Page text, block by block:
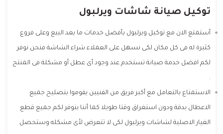
توكيل صيانة شاشات ويرلبول
أستمتع الان مع توكيل ويرلبول بأفضل خدمات ما بعد البيع وعلى فروع
كثيرة له فى كل مكان لكى نسهل على العملاء شراء الشاشة فنحن نوفر
لكم افضل خدمة صيانة تستخدم عند وجود أى عطل أو مشكلة فى المنتج
.
الاستمتاع بالتعامل مع أكبر فريق من الفنيين يقوموا بتصليح جميع
الاعطال بدقة ودون استغراق وقتا طويلا كما أننا بنوفر لكم جميع قطع
الغيار الاصلية لشاشات ويرلبول لكى لا تتعرض لأى مشكله وستحصل